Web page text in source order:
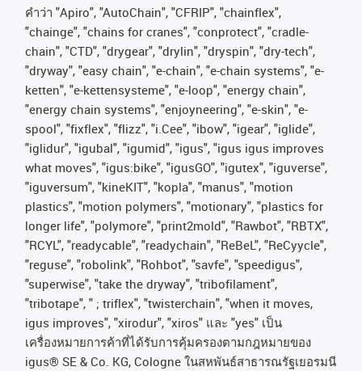
คําว่า "Apiro", "AutoChain", "CFRIP", "chainflex",
"chainge", "chains for cranes", "conprotect", "cradle-
chain", "CTD", "drygear", "drylin", "dryspin", "dry-tech",
"dryway", "easy chain", "e-chain", "e-chain systems", "e-
ketten", "e-kettensysteme", "e-loop", "energy chain",
"energy chain systems", "enjoyneering", "e-skin", "e-
spool", "fixflex", "flizz", "i.Cee", "ibow", "igear", "iglide",
"iglidur", "igubal", "igumid", "igus", "igus igus improves
what moves", "igus:bike", "igusGO", "igutex", "iguverse",
"iguversum", "kineKIT", "kopla", "manus", "motion
plastics", "motion polymers", "motionary", "plastics for
longer life", "polymore", "print2mold", "Rawbot", "RBTX",
"RCYL", "readycable", "readychain", "ReBeL", "ReCyycle",
"reguse", "robolink", "Rohbot", "savfe", "speedigus",
"superwise", "take the dryway", "tribofilament",
"tribotape", " ; triflex", "twisterchain", "when it moves,
igus improves", "xirodur", "xiros" และ "yes" เป็น
เครื่องหมายการค้าที่ได้รับการคุ้มครองตามกฎหมายของ
igus® SE & Co. KG, Cologne ในสหพันธ์สาธารณรัฐเยอรมนี